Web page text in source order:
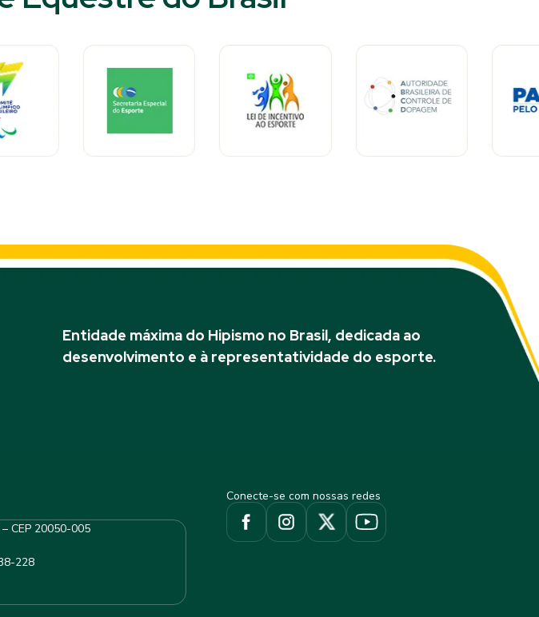
Entidade máxima do Hipismo no Brasil, dedicada ao
desenvolvimento e à representatividade do esporte.
CEP 20050-005
228
Conecte-se com nossas redes